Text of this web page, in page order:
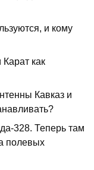
и кому
как
Кавказ и
328. Теперь там
полевых